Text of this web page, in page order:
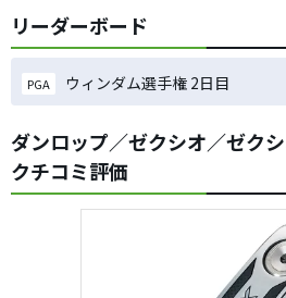
リーダーボード
PGA ウィンダム選手権 2日目
ダンロップ／ゼクシオ／ゼク
クチコミ評価